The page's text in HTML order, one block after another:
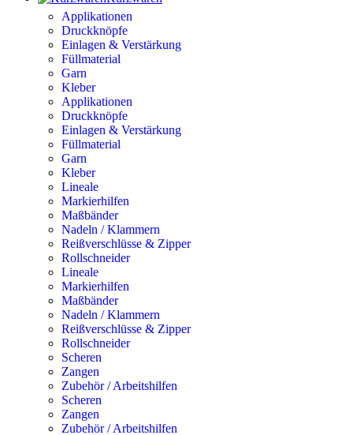
Applikationen
Druckknöpfe
Einlagen & Verstärkung
Füllmaterial
Garn
Kleber
Applikationen
Druckknöpfe
Einlagen & Verstärkung
Füllmaterial
Garn
Kleber
Lineale
Markierhilfen
Maßbänder
Nadeln / Klammern
Reißverschlüsse & Zipper
Rollschneider
Lineale
Markierhilfen
Maßbänder
Nadeln / Klammern
Reißverschlüsse & Zipper
Rollschneider
Scheren
Zangen
Zubehör / Arbeitshilfen
Scheren
Zangen
Zubehör / Arbeitshilfen